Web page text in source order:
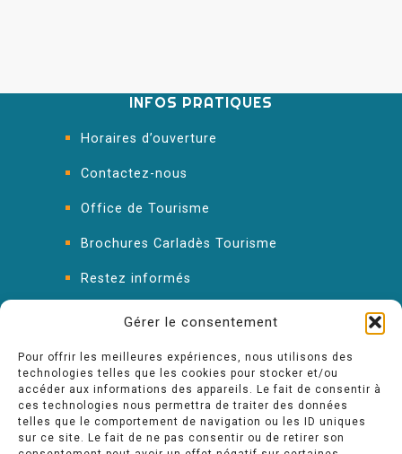
Gérer le consentement
Pour offrir les meilleures expériences, nous utilisons des
technologies telles que les cookies pour stocker et/ou
accéder aux informations des appareils. Le fait de consentir à
ces technologies nous permettra de traiter des données
telles que le comportement de navigation ou les ID uniques
sur ce site. Le fait de ne pas consentir ou de retirer son
INFOS PRATIQUES
Horaires d’ouverture
Contactez-nous
Office de Tourisme
Brochures Carladès Tourisme
Restez informés
FAQ : les réponses à vos questions